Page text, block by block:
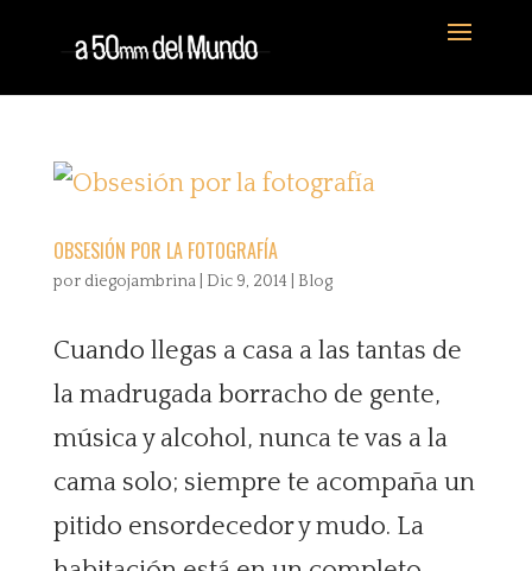
OBSESIÓN POR LA FOTOGRAFÍA
por diegojambrina| Dic 9, 2014 Blog
Cuando llegas a casa a las tantas de
la madrugada borracho de gente,
música y alcohol, nunca te vas a la
cama solo; siempre te acompaña un
pitido ensordecedor y mudo. La